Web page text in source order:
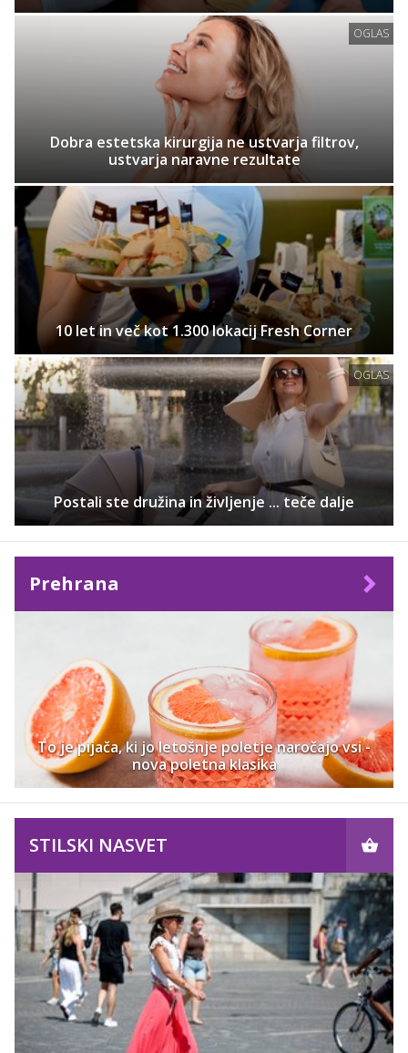
OGLAS
Dobra estetska kirurgija ne ustvarja filtrov,
ustvarja naravne rezultate
10 let in več kot 1.300 lokacij Fresh Corner
OGLAS
Postali ste družina in življenje ... teče dalje
Prehrana
To je pijača, ki jo letošnje poletje naročajo vsi -
nova poletna klasika
STILSKI NASVET